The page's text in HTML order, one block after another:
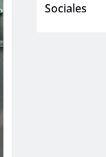
Sociales